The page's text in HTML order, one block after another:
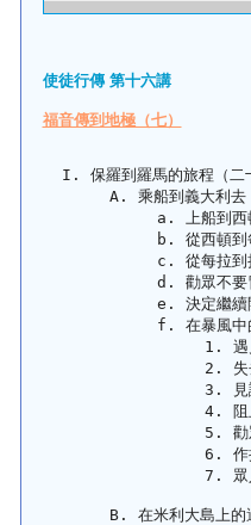
使徒行傳 第十六講
福音傳到地極（七）
保羅到羅馬的旅程（
乘船到義大利
上船到
從西頓
從每拉
勸眾不
決定繼
在暴風
在米利大島上